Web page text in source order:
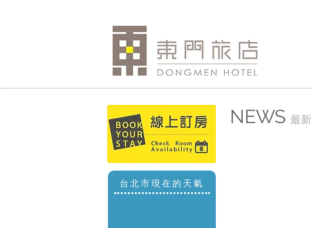
台北市現在的天氣
NEWS 最